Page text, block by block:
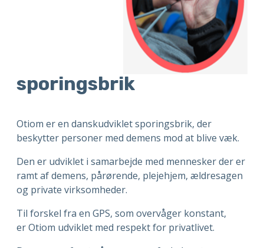
sporingsbrik
Otiom er en danskudviklet sporingsbrik, der
beskytter personer med demens mod at blive væk.
Den er udviklet i samarbejde med mennesker der er
ramt af demens, pårørende, plejehjem, ældresagen
og private virksomheder.
Til forskel fra en GPS, som overvåger konstant,
er Otiom udviklet med respekt for privatlivet.